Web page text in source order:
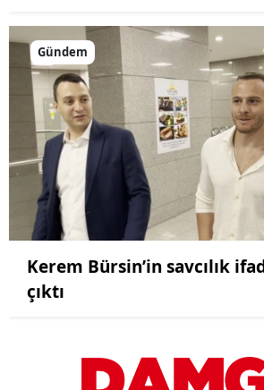
Gündem
Kerem Bürsin’in savcılık
çıktı